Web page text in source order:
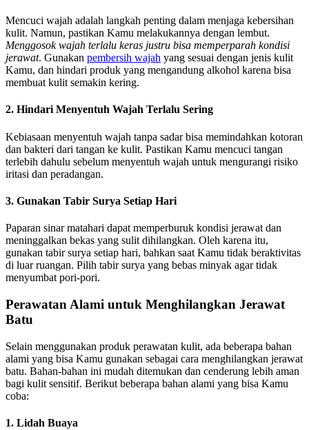
Mencuci wajah adalah langkah penting dalam menjaga kebersihan
kulit. Namun, pastikan Kamu melakukannya dengan lembut.
Menggosok wajah terlalu keras justru bisa memperparah kondisi
jerawat. Gunakan pembersih wajah yang sesuai dengan jenis kulit
Kamu, dan hindari produk yang mengandung alkohol karena bisa
membuat kulit semakin kering.
2. Hindari Menyentuh Wajah Terlalu Sering
Kebiasaan menyentuh wajah tanpa sadar bisa memindahkan kotoran
dan bakteri dari tangan ke kulit. Pastikan Kamu mencuci tangan
terlebih dahulu sebelum menyentuh wajah untuk mengurangi risiko
iritasi dan peradangan.
3. Gunakan Tabir Surya Setiap Hari
Paparan sinar matahari dapat memperburuk kondisi jerawat dan
meninggalkan bekas yang sulit dihilangkan. Oleh karena itu,
gunakan tabir surya setiap hari, bahkan saat Kamu tidak beraktivitas
di luar ruangan. Pilih tabir surya yang bebas minyak agar tidak
menyumbat pori-pori.
Perawatan Alami untuk Menghilangkan Jerawat
Batu
Selain menggunakan produk perawatan kulit, ada beberapa bahan
alami yang bisa Kamu gunakan sebagai cara menghilangkan jerawat
batu. Bahan-bahan ini mudah ditemukan dan cenderung lebih aman
bagi kulit sensitif. Berikut beberapa bahan alami yang bisa Kamu
coba:
1. Lidah Buaya